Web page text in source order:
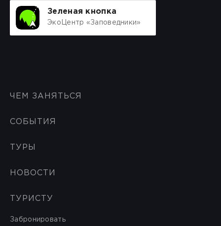
Зеленая кнопка
ЭкоЦентр «Заповедники»
ЧЕМ ЗАНЯТЬСЯ
СОБЫТИЯ
ТУРЫ
НОВОСТИ
ТУРИСТУ
Забронировать